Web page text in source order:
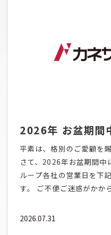
2026年 お盆期間
平素は、格別のご愛顧を
さて、2026年お盆期間中
ループ各社の営業日を下
す。 ご不便ご迷惑がかか
事態により遅配等が発生
ご了承くださいますよ
2026.07.31